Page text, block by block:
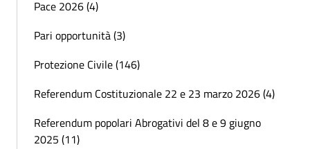
Pace 2026 (4)
Pari opportunità (3)
Protezione Civile (146)
Referendum Costituzionale 22 e 23 marzo 2026 (4)
Referendum popolari Abrogativi del 8 e 9 giugno
2025 (11)